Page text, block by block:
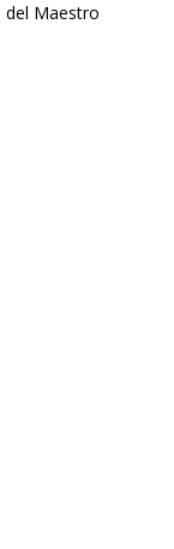
del Maestro